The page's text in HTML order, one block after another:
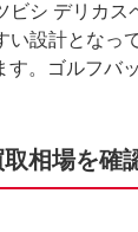
ビシ デリカ
い設計とな
。ゴルフバ
相場を確